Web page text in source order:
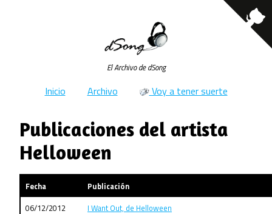
El Archivo de dSong
Inicio Archivo Voy a tener suerte
Publicaciones del artista
Helloween
Fecha
Publicación
06/12/2012
I Want Out, de Helloween